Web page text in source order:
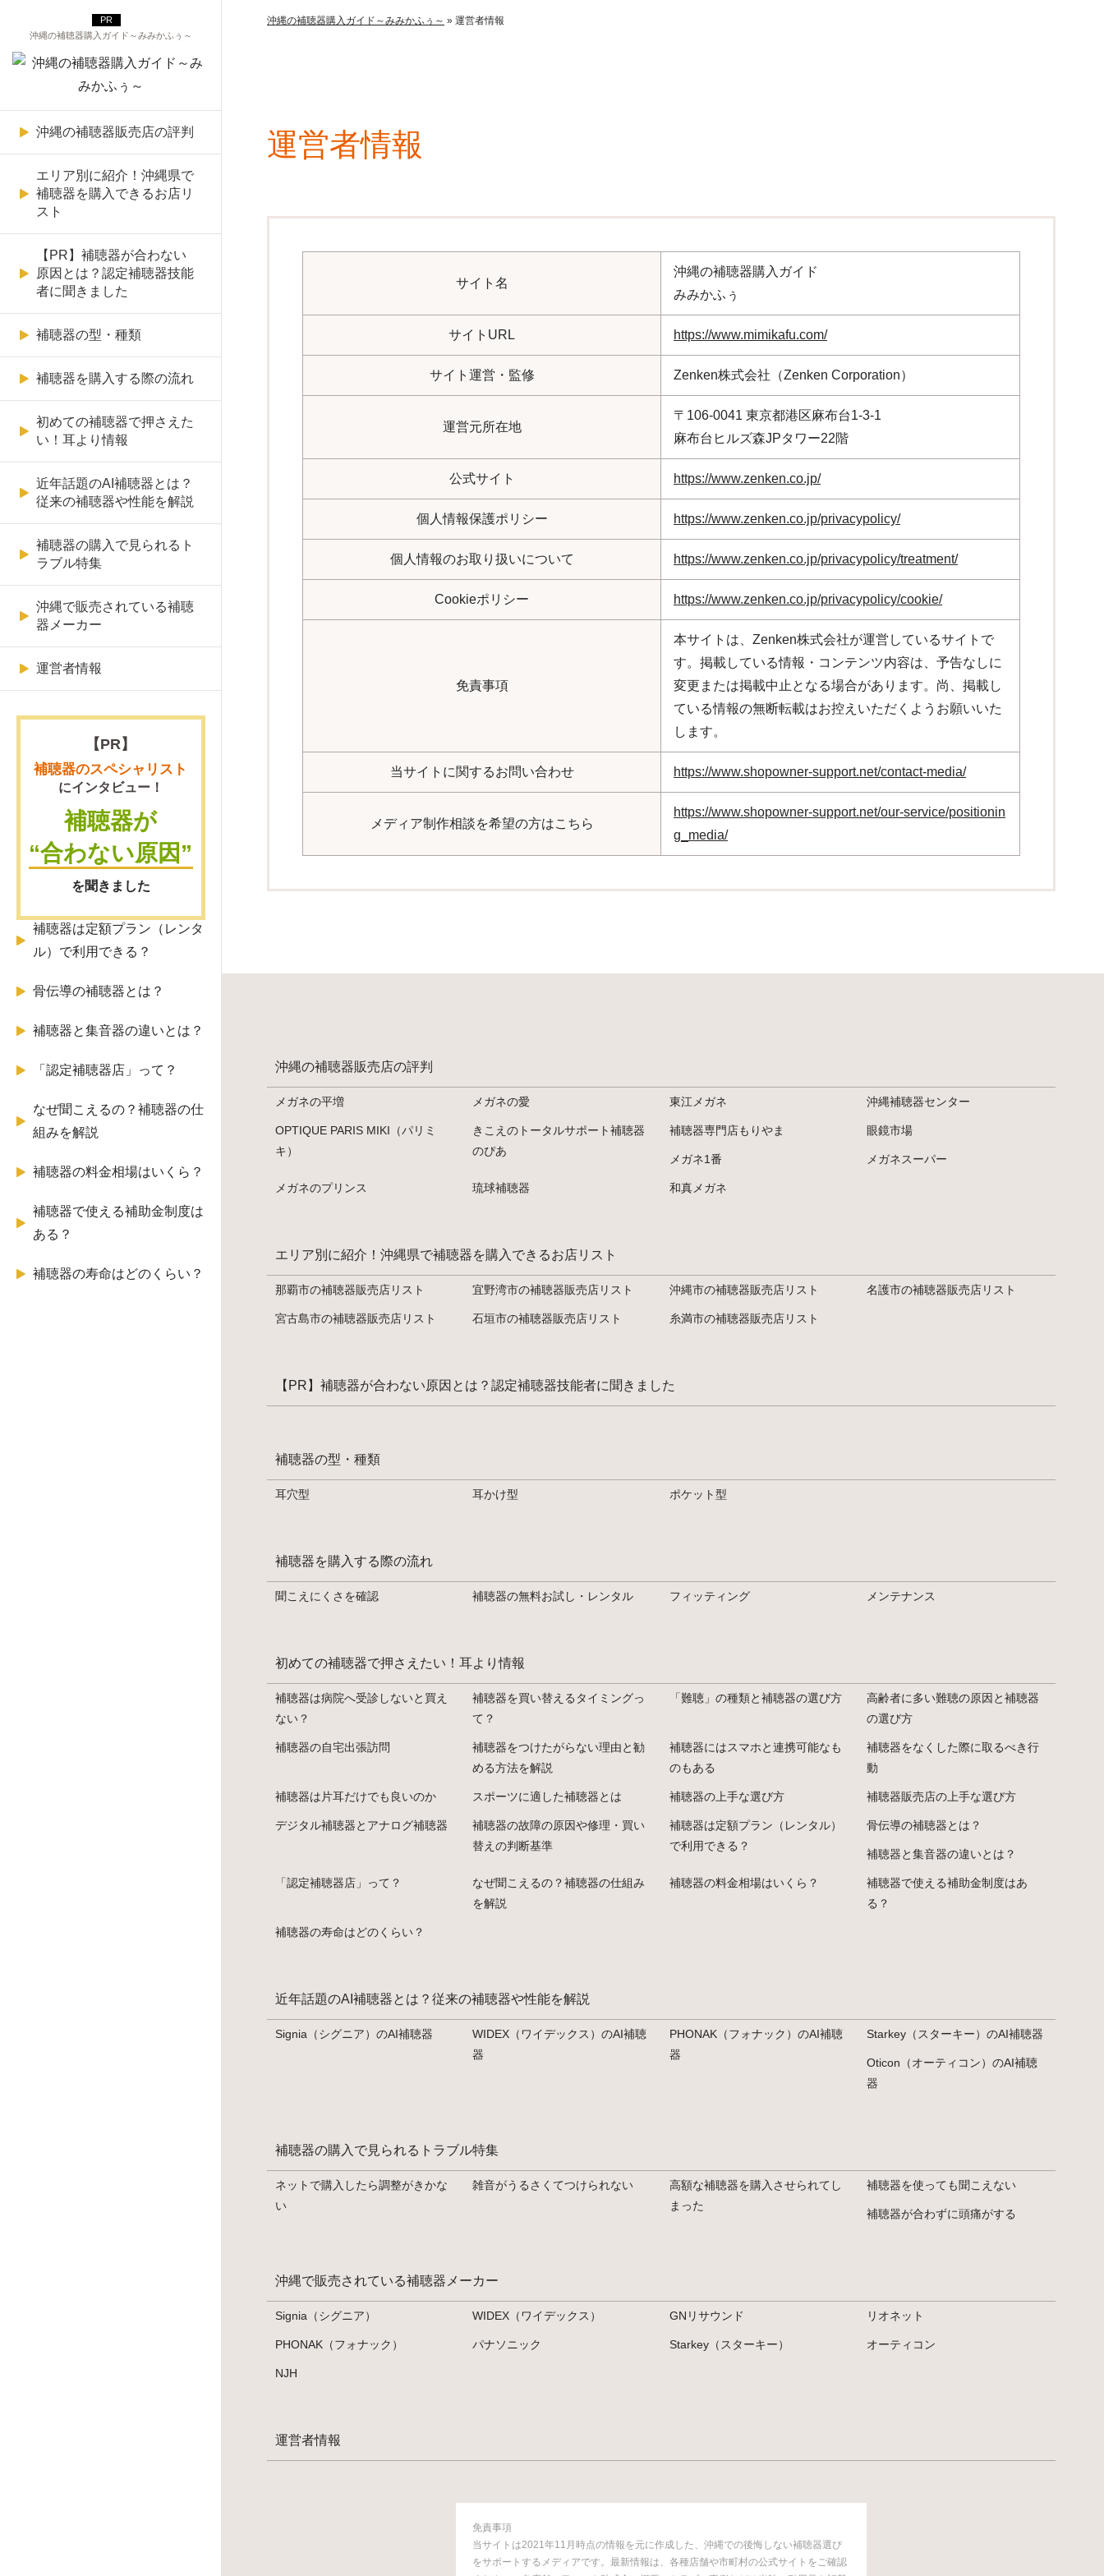
沖縄の補聴器購入ガイド～みみかふぅ～
沖縄の補聴器販売店の評判
メガネの愛
沖縄補聴器センター
ミキ）
聴器のぴあ
補聴器専門店もりやま
メガネ1番
メガネスーパー
メガネのプリンス
琉球補聴器
和真メガネ
エリア別に紹介！沖縄県で
補聴器を購入できるお店リ
スト
宜野湾市の補聴器販売店リス
ト
沖縄市の補聴器販売店リスト
名護市の補聴器販売店リスト
宮古島市の補聴器販売店リス
石垣市の補聴器販売店リスト
糸満市の補聴器販売店リスト
【PR】補聴器が合わない
原因とは？認定補聴器技能
者に聞きました
補聴器の型・種類
耳かけ型
補聴器を購入する際の流れ
補聴器の無料お試し・レンタ
ル
フィッティング
メンテナンス
初めての補聴器で押さえた
い！耳より情報
買えない？
補聴器を買い替えるタイミン
グって？
「難聴」の種類と補聴器の選
び方
高齢者に多い難聴の原因と補
聴器の選び方
補聴器をつけたがらない理由
と勧める方法を解説
補聴器にはスマホと連携可能
なものもある
補聴器をなくした際に取るべ
き行動
補聴器は片耳だけでも良いの
か
補聴器販売店の上手な選び方
補聴器の故障の原因や修理・
買い替えの判断基準
補聴器は定額プラン（レンタ
ル）で利用できる？
骨伝導の補聴器とは？
補聴器と集音器の違いとは？
「認定補聴器店」って？
なぜ聞こえるの？補聴器の仕
組みを解説
補聴器の料金相場はいくら？
補聴器で使える補助金制度は
ある？
補聴器の寿命はどのくらい？
近年話題のAI補聴器とは？
従来の補聴器や性能を解説
器
WIDEX（ワイデックス）のA
I補聴器
PHONAK（フォナック）のA
I補聴器
Starkey（スターキー）のAI
補聴器
補聴器
補聴器の購入で見られるト
ラブル特集
かない
雑音がうるさくてつけられな
い
高額な補聴器を購入させられ
てしまった
補聴器を使っても聞こえない
補聴器が合わずに頭痛がする
沖縄で販売されている補聴
器メーカー
WIDEX（ワイデックス）
リオネット
パナソニック
Starkey（スターキー）
オーティコン
NJH
運営者情報
【PR】
補聴器のスペシャリスト
にインタビュー！
補聴器が
“合わない原因”
を聞きました
沖縄の補聴器購入ガイド～みみかふぅ～ »運営者情報
運営者情報
サイト名
沖縄の補聴器購入ガイド
みみかふぅ
サイトURL https://www.mimikafu.com/
サイト運営・監修 Zenken株式会社（Zenken Corporation）
運営元所在地
〒106-0041 東京都港区麻布台1-3-1
麻布台ヒルズ森JPタワー22階
公式サイト https://www.zenken.co.jp/
個人情報保護ポリシー https://www.zenken.co.jp/privacypolicy/
個人情報のお取り扱いについて https://www.zenken.co.jp/privacypolicy/treatment/
Cookieポリシー https://www.zenken.co.jp/privacypolicy/cookie/
免責事項
本サイトは、Zenken株式会社が運営しているサイトで
す。掲載している情報・コンテンツ内容は、予告なしに
変更または掲載中止となる場合があります。尚、掲載し
ている情報の無断転載はお控えいただくようお願いいた
します。
当サイトに関するお問い合わせ https://www.shopowner-support.net/contact-media/
メディア制作相談を希望の方はこちら
https://www.shopowner-support.net/our-service/positionin
g_media/
沖縄の補聴器販売店の評判
メガネの平増 メガネの愛 東江メガネ 沖縄補聴器センター
OPTIQUE PARIS MIKI（パリミ
キ）
きこえのトータルサポート補聴器
のぴあ
補聴器専門店もりやま 眼鏡市場
メガネ1番 メガネスーパー
メガネのプリンス 琉球補聴器 和真メガネ
エリア別に紹介！沖縄県で補聴器を購入できるお店リスト
那覇市の補聴器販売店リスト 宜野湾市の補聴器販売店リスト 沖縄市の補聴器販売店リスト 名護市の補聴器販売店リスト
宮古島市の補聴器販売店リスト 石垣市の補聴器販売店リスト 糸満市の補聴器販売店リスト
【PR】補聴器が合わない原因とは？認定補聴器技能者に聞きました
補聴器の型・種類
耳穴型 耳かけ型 ポケット型
補聴器を購入する際の流れ
聞こえにくさを確認 補聴器の無料お試し・レンタル フィッティング メンテナンス
初めての補聴器で押さえたい！耳より情報
補聴器は病院へ受診しないと買え
ない？
補聴器を買い替えるタイミングっ
て？
「難聴」の種類と補聴器の選び方
高齢者に多い難聴の原因と補聴器
の選び方
補聴器の自宅出張訪問
補聴器をつけたがらない理由と勧
める方法を解説
補聴器にはスマホと連携可能なも
のもある
補聴器をなくした際に取るべき行
動
補聴器は片耳だけでも良いのか スポーツに適した補聴器とは 補聴器の上手な選び方 補聴器販売店の上手な選び方
デジタル補聴器とアナログ補聴器
補聴器の故障の原因や修理・買い
替えの判断基準
補聴器は定額プラン（レンタル）
で利用できる？
骨伝導の補聴器とは？
補聴器と集音器の違いとは？
「認定補聴器店」って？
なぜ聞こえるの？補聴器の仕組み
を解説
補聴器の料金相場はいくら？
補聴器で使える補助金制度はあ
る？
補聴器の寿命はどのくらい？
近年話題のAI補聴器とは？従来の補聴器や性能を解説
Signia（シグニア）のAI補聴器
WIDEX（ワイデックス）のAI補聴
器
PHONAK（フォナック）のAI補聴
器
Starkey（スターキー）のAI補聴器
Oticon（オーティコン）のAI補聴
器
補聴器の購入で見られるトラブル特集
ネットで購入したら調整がきかな
い
雑音がうるさくてつけられない
高額な補聴器を購入させられてし
まった
補聴器を使っても聞こえない
補聴器が合わずに頭痛がする
沖縄で販売されている補聴器メーカー
Signia（シグニア） WIDEX（ワイデックス） GNリサウンド リオネット
PHONAK（フォナック） パナソニック Starkey（スターキー） オーティコン
NJH
運営者情報
免責事項
当サイトは2021年11月時点の情報を元に作成した、沖縄での後悔しない補聴器選び
をサポートするメディアです。最新情報は、各種店舗や市町村の公式サイトをご確認